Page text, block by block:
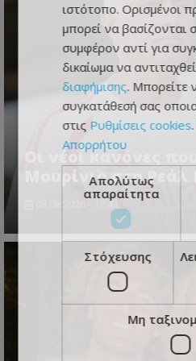
Οι νέοι κανόνες
Μουρίνιο στη Ρεάλ
08.08.2026 - 12:43
ιστότοπο. Ορισμένοι
μπορεί να βασίζονται
συμφέρον αντί για
δικαίωμα να
διαφήμισης. Μπορείτε
συγκατάθεσή σας
στις Ρυθμίσεις cookies.
Απορρήτου
Απολύτως
απαραίτητα
Στόχευσης
Μη